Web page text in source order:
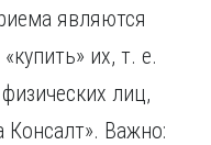
являются
их, т. е.
лиц,
Важно: